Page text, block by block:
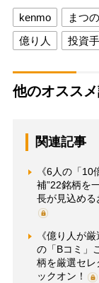
kenmo まつ
億り人
投資
他のオスス
関連記事
《6人の「
補”22銘柄を
長が見込める
《億り人が
の「Bコミ」
柄を厳選セ
ックオン！